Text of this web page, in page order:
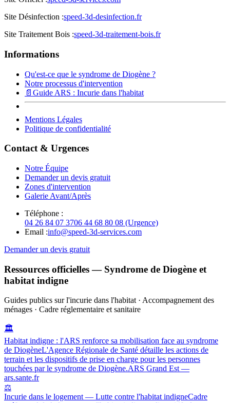
Site Désinfection :speed-3d-desinfection.fr
Site Traitement Bois :speed-3d-traitement-bois.fr
Informations
Qu'est-ce que le syndrome de Diogène ?
Notre processus d'intervention
📄 Guide ARS : Incurie dans l'habitat
Mentions Légales
Politique de confidentialité
Contact & Urgences
Notre Équipe
Demander un devis gratuit
Zones d'intervention
Galerie Avant/Après
Téléphone :
04 26 84 07 3706 44 68 80 08 (Urgence)
Email :info@speed-3d-services.com
Demander un devis gratuit
Ressources officielles — Syndrome de Diogène et
habitat indigne
Guides publics sur l'incurie dans l'habitat · Accompagnement des
ménages · Cadre réglementaire et sanitaire
🏛️
Habitat indigne : l'ARS renforce sa mobilisation face au syndrome
de DiogèneL'Agence Régionale de Santé détaille les actions de
terrain et les dispositifs de prise en charge pour les personnes
touchées par le syndrome de Diogène.ARS Grand Est —
ars.sante.fr
⚖️
Incurie dans le logement — Lutte contre l'habitat indigneCadre